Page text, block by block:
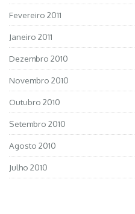
Fevereiro 2011
Janeiro 2011
Dezembro 2010
Novembro 2010
Outubro 2010
Setembro 2010
Agosto 2010
Julho 2010